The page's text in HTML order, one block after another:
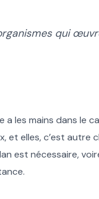
qui
les mains dans le
et elles, c’est autre
est nécessaire,